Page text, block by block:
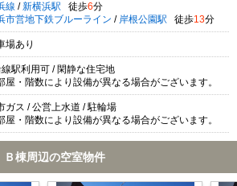
線 / 新横浜駅 徒歩6分
市営地下鉄ブルーライン / 岸根公園駅 徒歩13分
場あり
駅利用可 / 閑静な住宅地
屋・階数により設備が異なる場合がございます。
ガス / 公営上水道 / 駐輪場
屋・階数により設備が異なる場合がございます。
棟周辺の空室物件